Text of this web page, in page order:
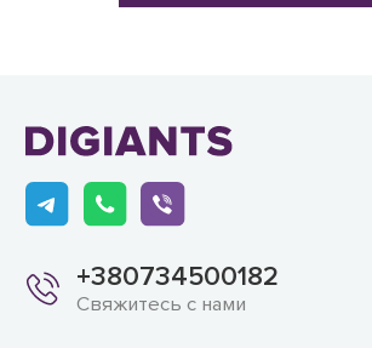
+380734500182
Свяжитесь с нами